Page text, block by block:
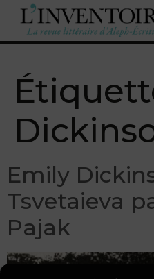
Emily
Tsvetaieva
Pajak